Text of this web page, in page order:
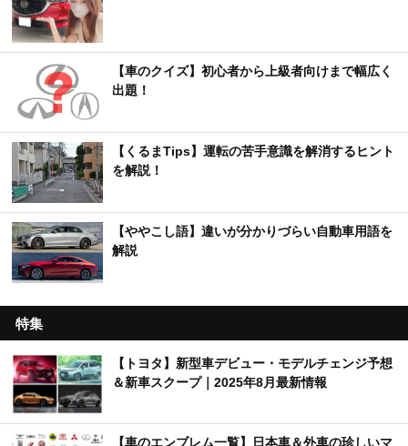
【車のクイズ】初心者から上級者向けまで幅広く
出題！
【くるまTips】運転の苦手意識を解消するヒント
を解説！
【ややこし語】違いが分かりづらい自動車用語を
解説
特集
【トヨタ】新型車デビュー・モデルチェンジ予想
＆新車スクープ｜2025年8月最新情報
【車のエンブレム一覧】日本車＆外車の珍しいマ